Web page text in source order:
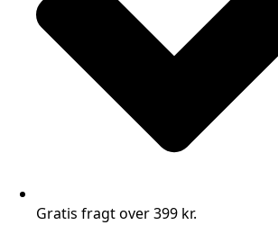
Gratis fragt over 399 kr.